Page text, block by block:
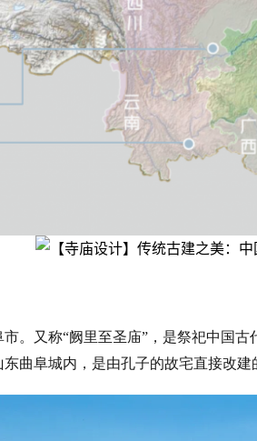
。又称“阙里至圣庙”，是祭祀中国
曲阜城内，是由孔子的故宅直接改建